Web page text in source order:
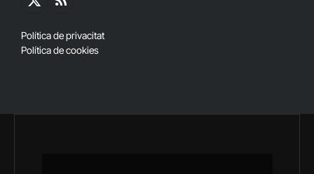
X
RSS
Política de privacitat
Política de cookies